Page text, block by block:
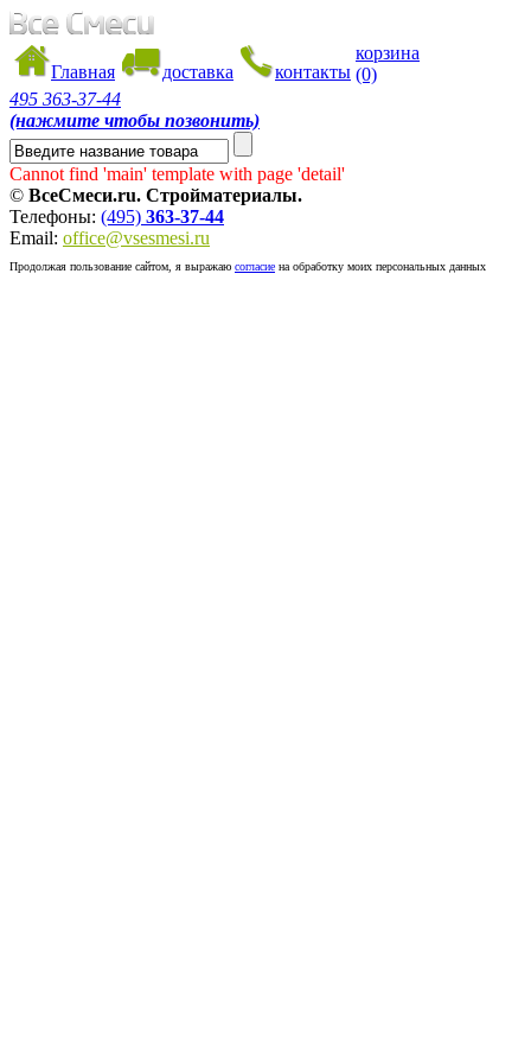
Главная доставка контакты
корзина
(0)
495 363-37-44
(нажмите чтобы позвонить)
Cannot find 'main' template with page 'detail'
© ВсеСмеси.ru. Стройматериалы.
Телефоны: (495) 363-37-44
Email: office@vsesmesi.ru
Продолжая пользование сайтом, я выражаю согласие на обработку моих персональных данных